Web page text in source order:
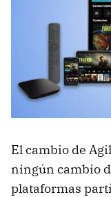
El cambio de
ningún cambio
plataformas